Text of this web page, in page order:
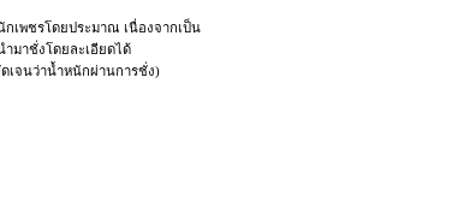
เพชรโดยประมาณ เนื่องจากเป็น
มาชั่งโดยละเอียดได้
เจนว่าน้ำหนักผ่านการชั่ง)